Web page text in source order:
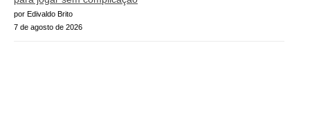
por Edivaldo Brito
7 de agosto de 2026